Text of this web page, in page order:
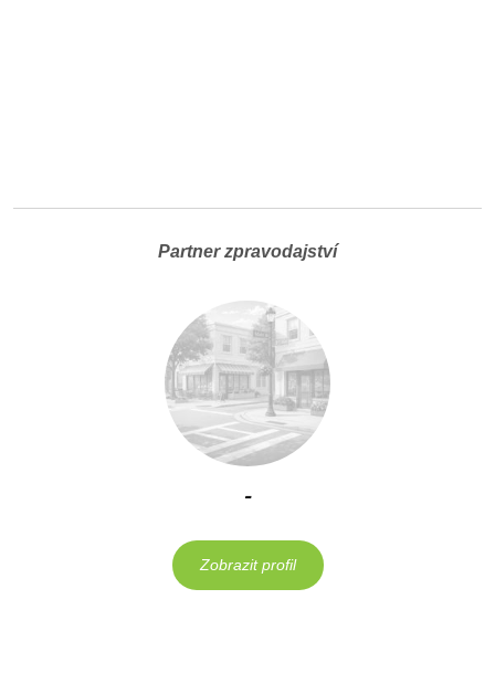
Partner zpravodajství
-
Zobrazit profil